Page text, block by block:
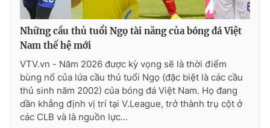
Những cầu thủ tuổi Ngọ tài năng của bóng đá Việt
Nam thế hệ mới
VTV.vn - Năm 2026 được kỳ vọng sẽ là thời điểm
bùng nổ của lứa cầu thủ tuổi Ngọ (đặc biệt là các cầu
thủ sinh năm 2002) của bóng đá Việt Nam. Họ đang
dần khẳng định vị trí tại V.League, trở thành trụ cột ở
các CLB và là nguồn lực...